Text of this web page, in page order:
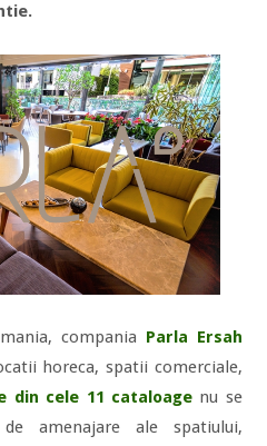
compania Parla Ersah
horeca, spatii comerciale,
din cele 11 cataloagenu se
amenajare ale spatiului,